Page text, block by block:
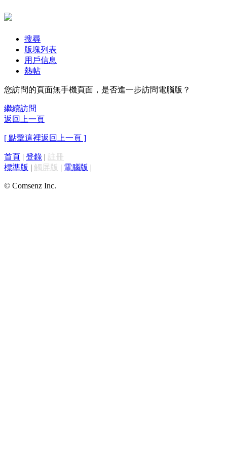
搜尋
版塊列表
用戶信息
熱帖
您訪問的頁面無手機頁面，是否進一步訪問電腦版？
繼續訪問
返回上一頁
[ 點擊這裡返回上一頁 ]
首頁 | 登錄 | 註冊
標準版 | 觸屏版 | 電腦版 |
© Comsenz Inc.